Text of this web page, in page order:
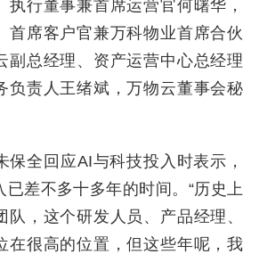
执行董事兼首席运营官何曙华，
首席客户官兼万科物业首席合伙
副总经理、资产运营中心总经理
负责人王绪斌，万物云董事会秘
保全回应AI与科技投入时表示，
已差不多十多年的时间。“历史上
队，这个研发人员、产品经理、
在很高的位置，但这些年呢，我